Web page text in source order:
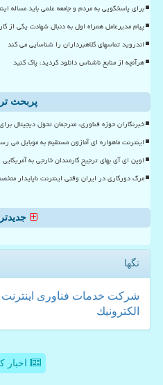
برای پاسخگویی به مردم و جامعه علمی باید مساله
پیام مدیرعامل همراه اول به دنبال شهادت یکی از
اندروید تماسهای کلاهبرداران را شناسایی می کند
هرآنچه از منابع ناشناس دانلود کردید، پاک کنید
پربحث
خبرنگاران حوزه فناوری، مترجمان تحول دیجیتال
اینترنت ماهواره ای آمازون مستقیم به موبایل می
اوپن ای آی بهای ترجیح کارمندان خارجی به
مرگ دورکاری در ایران وقتی اینترنت ناپایدار
تگها
شركت خدمات فناوری اینترنت
الكترونیك
اخبار